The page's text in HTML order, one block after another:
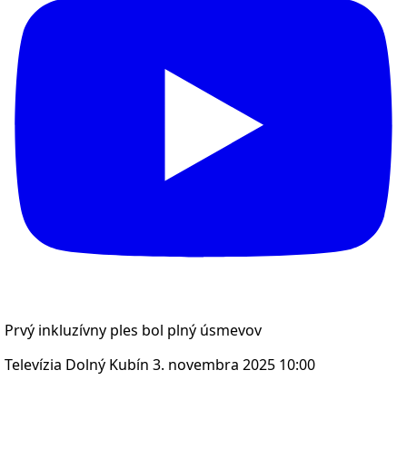
Prvý inkluzívny ples bol plný úsmevov
Televízia Dolný Kubín 3. novembra 2025 10:00